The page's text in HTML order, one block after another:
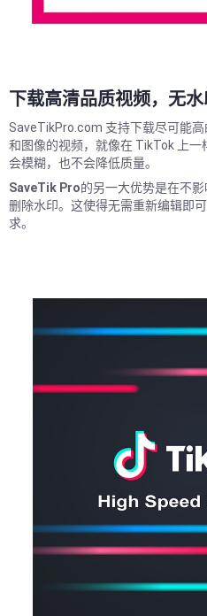
下载高清品质视频，无水
SaveTikPro.com 支持下载尽可能
和图像的视频，就像在 TikTok 上
会模糊，也不会降低质量。
SaveTik Pro的另一大优势是在不
删除水印。这使得无需重新编辑即
求。